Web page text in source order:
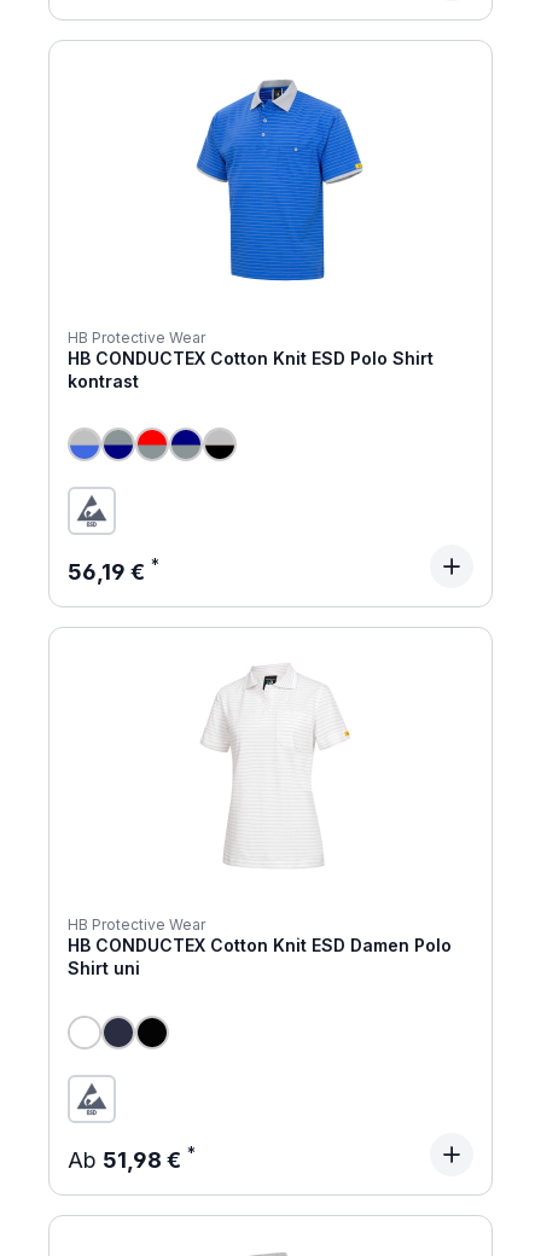
HB Protective Wear
HB CONDUCTEX Cotton Knit ESD Polo Shirt
kontrast
Regulärer Preis:
56,19 €
HB Protective Wear
HB CONDUCTEX Cotton Knit ESD Damen Polo
Shirt uni
Regulärer Preis:
Ab 51,98 €